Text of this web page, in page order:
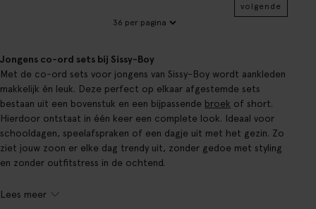
volgende
Jongens co-ord sets bij Sissy-Boy
Met de co-ord sets voor jongens van Sissy-Boy wordt aankleden
makkelijk én leuk. Deze perfect op elkaar afgestemde sets
bestaan uit een bovenstuk en een bijpassende broek of short.
Hierdoor ontstaat in één keer een complete look. Ideaal voor
schooldagen, speelafspraken of een dagje uit met het gezin. Zo
ziet jouw zoon er elke dag trendy uit, zonder gedoe met styling
en zonder outfitstress in de ochtend.
Lees meer